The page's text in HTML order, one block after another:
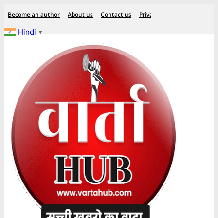
Skip
content
Become an author About us Contact us Privacy Policy
Hindi ▼